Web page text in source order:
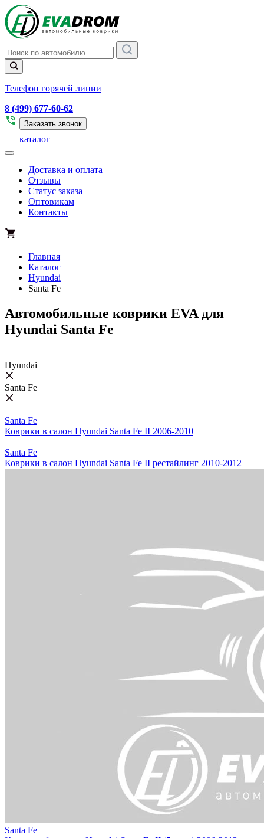
Телефон горячей линии
8 (499) 677-60-62
Заказать звонок
каталог
Доставка и оплата
Отзывы
Статус заказа
Оптовикам
Контакты
Главная
Каталог
Hyundai
Santa Fe
Автомобильные коврики EVA для
Hyundai Santa Fe
Hyundai
Santa Fe
Santa Fe
Коврики в салон Hyundai Santa Fe II 2006-2010
Santa Fe
Коврики в салон Hyundai Santa Fe II рестайлинг 2010-2012
Santa Fe